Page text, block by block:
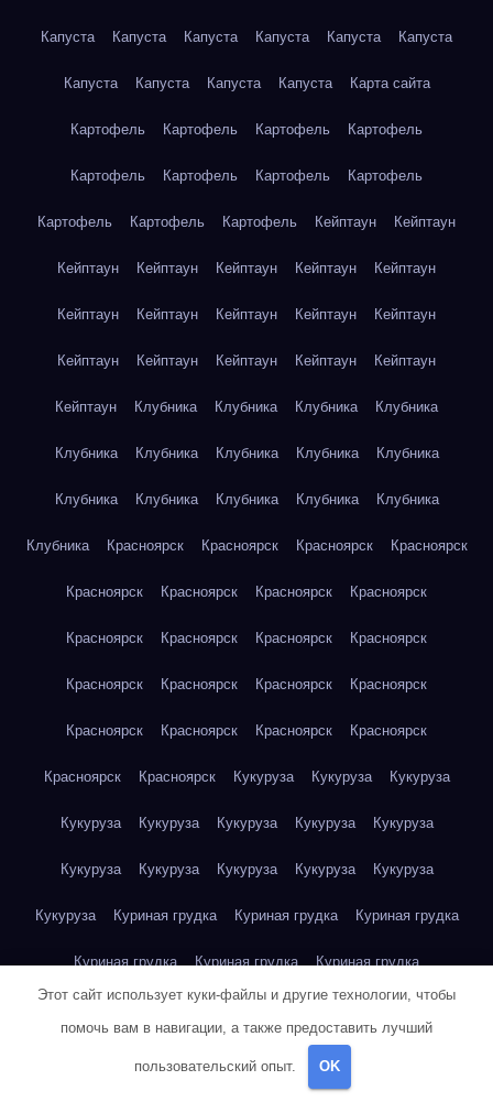
Капуста Капуста Капуста Капуста Капуста Капуста
Капуста Капуста Капуста Капуста Карта сайта
Картофель Картофель Картофель Картофель
Картофель Картофель Картофель Картофель
Картофель Картофель Картофель Кейптаун Кейптаун
Кейптаун Кейптаун Кейптаун Кейптаун Кейптаун
Кейптаун Кейптаун Кейптаун Кейптаун Кейптаун
Кейптаун Кейптаун Кейптаун Кейптаун Кейптаун
Кейптаун Клубника Клубника Клубника Клубника
Клубника Клубника Клубника Клубника Клубника
Клубника Клубника Клубника Клубника Клубника
Клубника Красноярск Красноярск Красноярск Красноярск
Красноярск Красноярск Красноярск Красноярск
Красноярск Красноярск Красноярск Красноярск
Красноярск Красноярск Красноярск Красноярск
Красноярск Красноярск Красноярск Красноярск
Красноярск Красноярск Кукуруза Кукуруза Кукуруза
Кукуруза Кукуруза Кукуруза Кукуруза Кукуруза
Кукуруза Кукуруза Кукуруза Кукуруза Кукуруза
Кукуруза Куриная грудка Куриная грудка Куриная грудка
Куриная грудка Куриная грудка Куриная грудка
Куриная грудка Куриная грудка
Этот сайт использует куки-файлы и другие технологии, чтобы
помочь вам в навигации, а также предоставить лучший
пользовательский опыт. OK